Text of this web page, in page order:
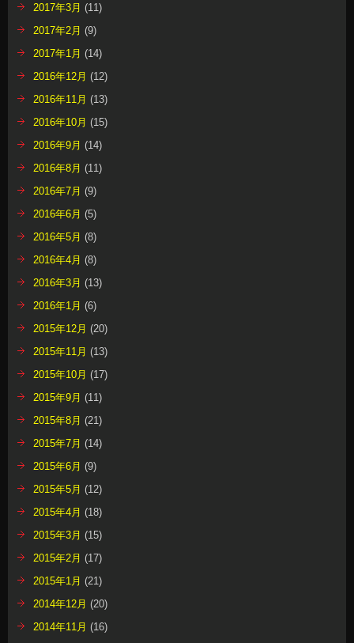
2017年3月 (11)
2017年2月 (9)
2017年1月 (14)
2016年12月 (12)
2016年11月 (13)
2016年10月 (15)
2016年9月 (14)
2016年8月 (11)
2016年7月 (9)
2016年6月 (5)
2016年5月 (8)
2016年4月 (8)
2016年3月 (13)
2016年1月 (6)
2015年12月 (20)
2015年11月 (13)
2015年10月 (17)
2015年9月 (11)
2015年8月 (21)
2015年7月 (14)
2015年6月 (9)
2015年5月 (12)
2015年4月 (18)
2015年3月 (15)
2015年2月 (17)
2015年1月 (21)
2014年12月 (20)
2014年11月 (16)